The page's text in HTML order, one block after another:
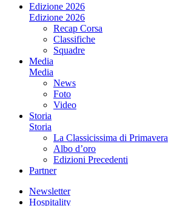
Edizione 2026
Edizione 2026
Recap Corsa
Classifiche
Squadre
Media
Media
News
Foto
Video
Storia
Storia
La Classicissima di Primavera
Albo d’oro
Edizioni Precedenti
Partner
Newsletter
Hospitality